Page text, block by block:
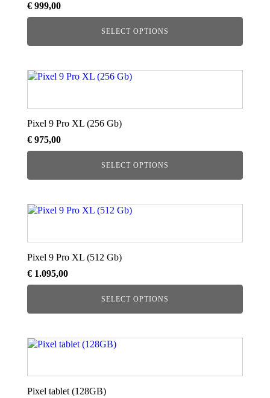
€999,00
SELECT OPTIONS
Pixel 9 Pro XL (256 Gb)
€975,00
SELECT OPTIONS
Pixel 9 Pro XL (512 Gb)
€1.095,00
SELECT OPTIONS
Pixel tablet (128GB)